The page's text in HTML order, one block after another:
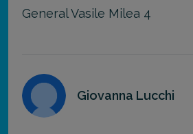
General Vasile Milea 4
Giovanna Lucchi